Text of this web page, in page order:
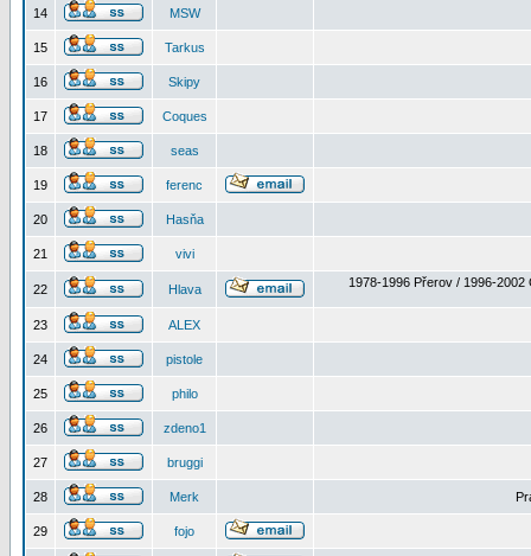
14 MSW
15 Tarkus
16 Skipy
17 Coques
18 seas
19 ferenc
20 Hasňa
21 vivi
22 Hlava 1978-1996 Přerov / 1996-2002
23 ALEX
24 pistole
25 philo
26 zdeno1
27 bruggi
28 Merk
29 fojo